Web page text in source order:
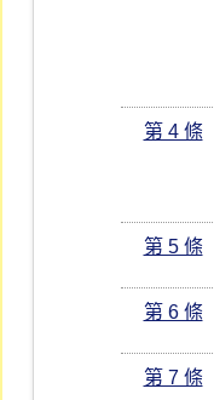
第 4 條
第 5 條
第 6 條
第 7 條